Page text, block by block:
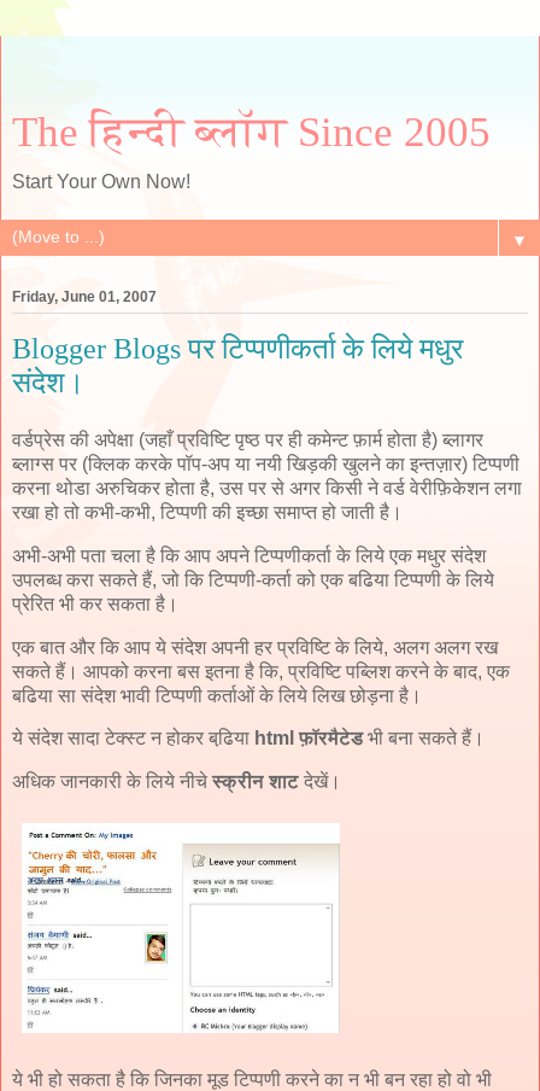
The हिन्दी ब्लॉग Since 2005
Start Your Own Now!
▼
Friday, June 01, 2007
Blogger Blogs पर टिप्पणीकर्ता के लिये मधुर
संदेश।
वर्डप्रेस की अपेक्षा (जहाँ प्रविष्टि पृष्ठ पर ही कमेन्ट फ़ार्म होता है) ब्लागर
ब्लाग्स पर (क्लिक करके पॉप-अप या नयी खिड़की खुलने का इन्तज़ार) टिप्पणी
करना थोडा अरुचिकर होता है, उस पर से अगर किसी ने वर्ड वेरीफ़िकेशन लगा
रखा हो तो कभी-कभी, टिप्पणी की इच्छा समाप्त हो जाती है।
अभी-अभी पता चला है कि आप अपने टिप्पणीकर्ता के लिये एक मधुर संदेश
उपलब्ध करा सकते हैं, जो कि टिप्पणी-कर्ता को एक बढिया टिप्पणी के लिये
प्रेरित भी कर सकता है।
एक बात और कि आप ये संदेश अपनी हर प्रविष्टि के लिये, अलग अलग रख
सकते हैं। आपको करना बस इतना है कि, प्रविष्टि पब्लिश करने के बाद, एक
बढिया सा संदेश भावी टिप्पणी कर्ताओं के लिये लिख छोड़ना है।
ये संदेश सादा टेक्स्ट न होकर बढि़या html फ़ॉरमैटेडभी बना सकते हैं।
अधिक जानकारी के लिये नीचेस्क्रीन शाट देखें।
ये भी हो सकता है कि जिनका मूड टिप्पणी करने का न भी बन रहा हो वो भी